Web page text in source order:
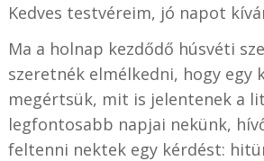
Kedves testvéreim, jó napot
Ma a holnap kezdődő húsvéti
szeretnék elmélkedni, hogy egy
megértsük, mit is jelentenek a
legfontosabb napjai nekünk,
feltenni nektek egy kérdést: